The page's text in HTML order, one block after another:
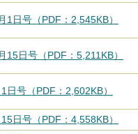
1日号（PDF：2,545KB）
15日号（PDF：5,211KB）
日号（PDF：2,602KB）
日号（PDF：4,558KB）